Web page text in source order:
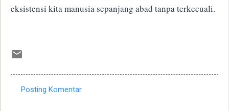
eksistensi kita manusia sepanjang abad tanpa terkecuali.
Posting Komentar